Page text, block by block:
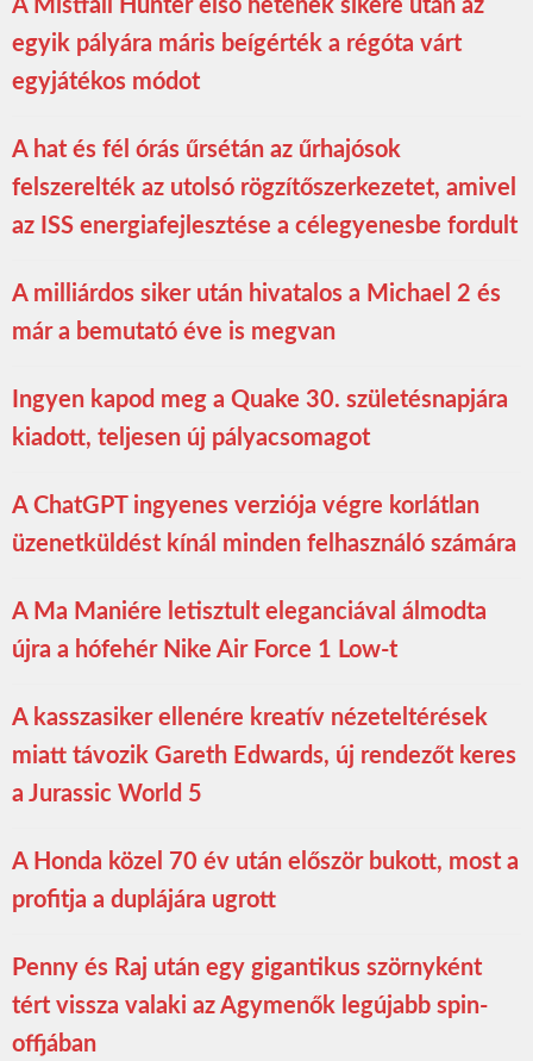
A Mistfall Hunter első hetének sikere után az
egyik pályára máris beígérték a régóta várt
egyjátékos módot
A hat és fél órás űrsétán az űrhajósok
felszerelték az utolsó rögzítőszerkezetet, amivel
az ISS energiafejlesztése a célegyenesbe fordult
A milliárdos siker után hivatalos a Michael 2 és
már a bemutató éve is megvan
Ingyen kapod meg a Quake 30. születésnapjára
kiadott, teljesen új pályacsomagot
A ChatGPT ingyenes verziója végre korlátlan
üzenetküldést kínál minden felhasználó számára
A Ma Maniére letisztult eleganciával álmodta
újra a hófehér Nike Air Force 1 Low-t
A kasszasiker ellenére kreatív nézeteltérések
miatt távozik Gareth Edwards, új rendezőt keres
a Jurassic World 5
A Honda közel 70 év után először bukott, most a
profitja a duplájára ugrott
Penny és Raj után egy gigantikus szörnyként
tért vissza valaki az Agymenők legújabb spin-
offjában